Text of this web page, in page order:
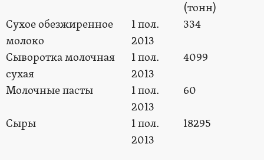
(тонн)
Сухое обезжиренное
молоко
1 пол.
2013
334
Сыворотка молочная
сухая
1 пол.
2013
4099
Молочные пасты
1 пол.
2013
60
Сыры
1 пол.
2013
18295